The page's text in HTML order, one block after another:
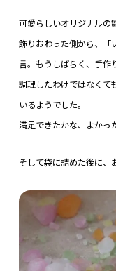
可愛らしいオリジナルの
飾りおわった側から、「
言。もうしばらく、手作
調理したわけではなくて
いるようでした。
満足できたかな、よかっ
そして袋に詰めた後に、